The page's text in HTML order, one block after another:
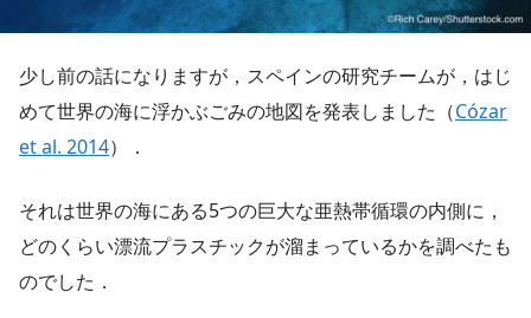
少し前の話になりますが，スペインの研究チームが，はじ
めて世界の海に浮かぶごみの地図を発表しました（Cózar
et al. 2014）．
それは世界の海にある5つの巨大な亜熱帯循環の内側に，
どのくらい漂流プラスチックが溜まっているかを調べたも
のでした．